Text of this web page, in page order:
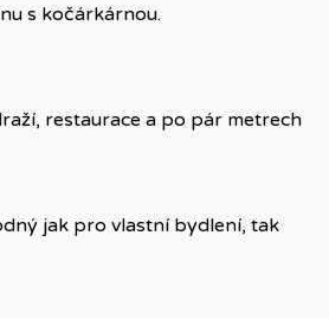
s kočárkárnou.
restaurace a po pár metrech
jak pro vlastní bydlení, tak